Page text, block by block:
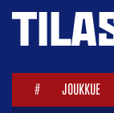
# JOUKKUE